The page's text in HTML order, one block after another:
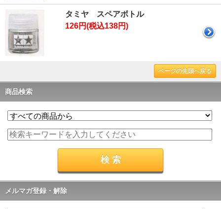
タミヤ スペアボトル
126円(税込138円)
ページの先頭へ戻る
商品検索
メルマガ登録・解除